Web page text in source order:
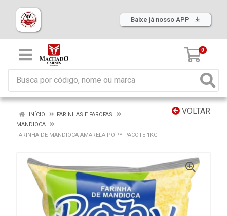
Baixe já nosso APP
0
VOLTAR
INÍCIO
FARINHAS E FAROFAS
MANDIOCA
FARINHA DE MANDIOCA AMARELA POPY PACOTE 1KG